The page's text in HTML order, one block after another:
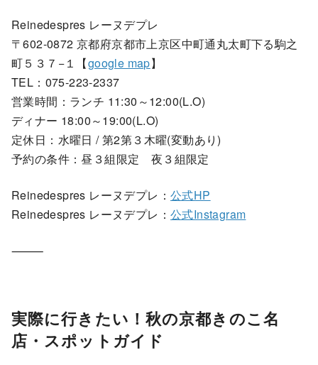
Reinedespres レーヌデプレ
〒602-0872 京都府京都市上京区中町通丸太町下る駒之
町５３７−１【google map】
TEL：075-223-2337
営業時間：ランチ 11:30～12:00(L.O)
ディナー 18:00～19:00(L.O)
定休日：水曜日 / 第2第３木曜(変動あり)
予約の条件：昼３組限定 夜３組限定
Reinedespres レーヌデプレ：公式HP
Reinedespres レーヌデプレ：公式Instagram
⸻
実際に行きたい！秋の京都きのこ名
店・スポットガイド